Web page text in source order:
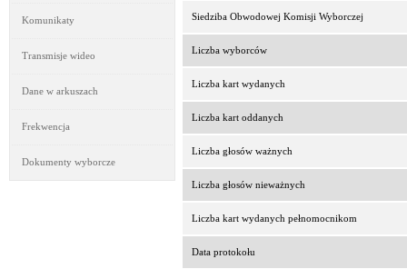
Komunikaty
Transmisje wideo
Dane w arkuszach
Frekwencja
Dokumenty wyborcze
Siedziba Obwodowej Komisji Wyborczej
Liczba wyborców
Liczba kart wydanych
Liczba kart oddanych
Liczba głosów ważnych
Liczba głosów nieważnych
Liczba kart wydanych pełnomocnikom
Data protokołu